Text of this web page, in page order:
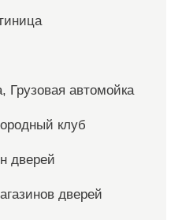
Грузовая автомойка
клуб
дверей
дверей